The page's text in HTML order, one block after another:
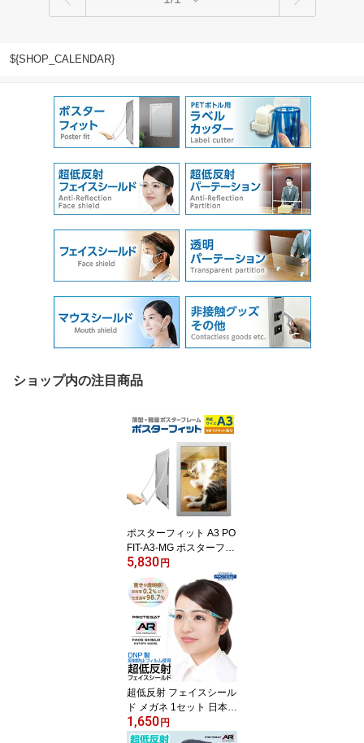
${SHOP_CALENDAR}
ショップ内の注目商品
ポスターフィット A3 PO
FIT-A3-MG ポスターフレ
ーム 額縁 マグネットフ
レーム A3フォトフレー
ム ポスター額縁 A3サイ
ズ額縁 パネル 壁掛け額
縁 壁掛けフォトフレーム
くっつく ポスター入れ
シルバー 薄型 軽量 簡単
マグネット シンプル フ
ラット 日本製 オフィス
学校 病院
5,830円
超低反射 フェイスシール
ド メガネ 1セット 日本製
簡易梱包 透明 自社工場
低反射 反射防止 眼鏡 マ
1,650円